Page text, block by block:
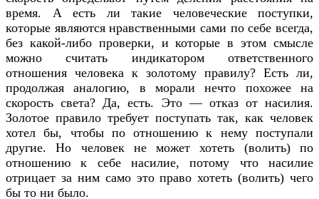
время. А есть ли такие человеческие поступки,
которые являются нравственными сами по себе всегда,
без какой-либо проверки, и которые в этом смысле
можно считать индикатором ответственного
отношения человека к золотому правилу? Есть ли,
продолжая аналогию, в морали нечто похожее на
скорость света? Да, есть. Это — отказ от насилия.
Золотое правило требует поступать так, как человек
хотел бы, чтобы по отношению к нему поступали
другие. Но человек не может хотеть (волить) по
отношению к себе насилие, потому что насилие
отрицает за ним само это право хотеть (волить) чего
бы то ни было.